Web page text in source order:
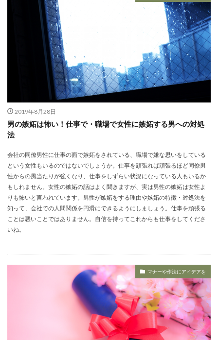
2019年8月28日
男の嫉妬は怖い！仕事で・職場で女性に嫉妬する男への対処
法
会社の同僚男性に仕事の面で嫉妬をされている、職場で嫌な思いをしている
という女性もいるのではないでしょうか。仕事を頑張れば頑張るほど同僚男
性からの風当たりが強くなり、仕事をしずらい状況になっている人もいるか
もしれません。女性の嫉妬の話はよく聞きますが、実は男性の嫉妬は女性よ
りも怖いと言われています。男性が嫉妬をする理由や嫉妬の特徴・対処法を
知って、会社での人間関係を円滑にできるようにしましょう。仕事を頑張る
ことは悪いことではありません。自信を持ってこれからも仕事をしてくださ
いね。
マナーや作法にアイデアを